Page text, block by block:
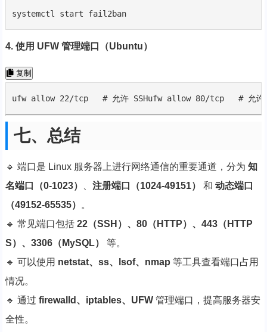
systemctl start fail2ban
4. 使用 UFW 管理端口（Ubuntu）
复制
ufw allow 22/tcp   # 允许 SSHufw allow 80/tcp   # 允许
七、总结
🔹 端口是 Linux 服务器上进行网络通信的重要通道，分为 知
名端口（0-1023）
注册端口（1024-49151） 和 动态端口
（49152-65535）
。
🔹 常见端口包括 22（SSH）、80（HTTP）、443（HTTP
S）、3306（MySQL）
等。
🔹 可以使用 netstat、ss、lsof、nmap 等工具查看端口占用
情况。
🔹 通过 firewalld、iptables、UFW管理端口，提高服务器安
全性。